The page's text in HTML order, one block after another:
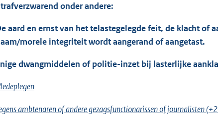
onder andere:
aard en ernst van het telastegelegde feit, de klacht of
morele integriteit wordt aangerand of aangetast.
dwangmiddelen of politie-inzet bij lasterlijke
ambtenaren of andere gezagsfunctionarissen of journalisten